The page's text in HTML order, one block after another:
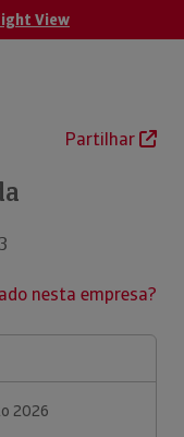
View
Partilhar
nesta empresa?
2026